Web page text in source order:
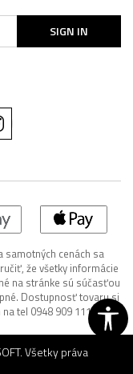
SIGN IN
cenách sa
že všetky informácie
na stránke sú súčasťou
Dostupnosť tovaru si
tel 0948 909 111.
. Všetky práva